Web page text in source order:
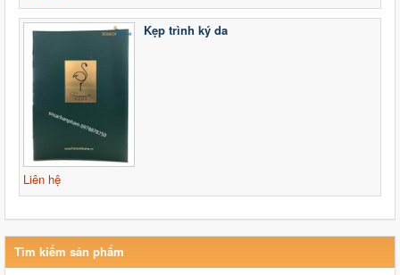
Kẹp trình ký da
Liên hệ
Tìm kiếm sản phẩm